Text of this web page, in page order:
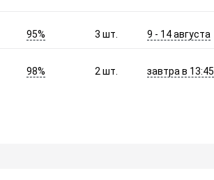
95% 3шт. 9 - 14 августа
98% 2шт. завтра в 13:45